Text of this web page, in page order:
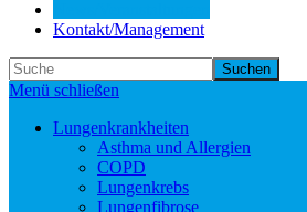
Kontakt/Management
Suchen
Menü schließen
Lungenkrankheiten
Asthma und Allergien
COPD
Lungenkrebs
Lungenfibrose